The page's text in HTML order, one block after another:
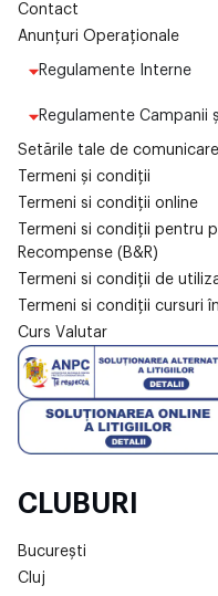
Contact
Anunțuri Operaționale
Regulamente Interne
Regulamente Campanii
Setările tale de comunicare
Termeni și condiții
Termeni si condiții online
Termeni si condiții pentru
Recompense (B&R)
Termeni si condiții de
Termeni si condiții cursuri
Curs Valutar
CLUBURI
București
Cluj